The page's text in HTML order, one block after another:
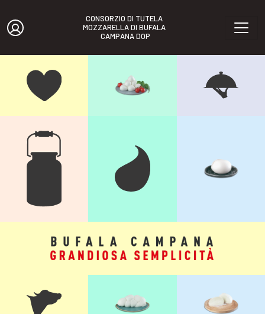
CONSORZIO DI TUTELA
MOZZARELLA DI BUFALA
CAMPANA DOP